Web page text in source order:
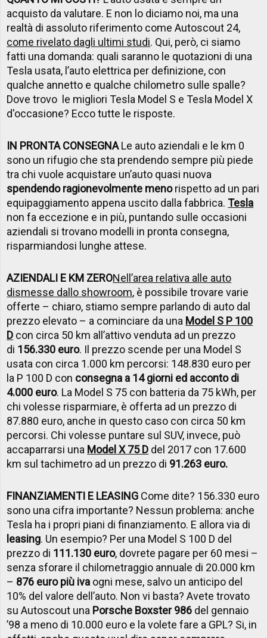
acquisto da valutare. E non lo diciamo noi, ma una
realtà di assoluto riferimento come Autoscout 24,
come rivelato dagli ultimi studi. Qui, però, ci siamo
fatti una domanda: quali saranno le quotazioni di una
Tesla usata, l’auto elettrica per definizione, con
qualche annetto e qualche chilometro sulle spalle?
Dove trovo le migliori Tesla Model S e Tesla Model X
d'occasione? Ecco tutte le risposte.
IN PRONTA CONSEGNALe auto aziendali e le km 0
sono un rifugio che sta prendendo sempre più piede
tra chi vuole acquistare un’auto quasi nuova
spendendo ragionevolmente menorispetto ad un pari
equipaggiamento appena uscito dalla fabbrica.Tesla
non fa eccezione e in più, puntando sulle occasioni
aziendali si trovano modelli in pronta consegna,
risparmiandosi lunghe attese.
AZIENDALI E KM ZERONell’area relativa alle auto
dismesse dallo showroom, è possibile trovare varie
offerte – chiaro, stiamo sempre parlando di auto dal
prezzo elevato – a cominciare da una Model S P 100
D con circa 50 km all’attivo venduta ad un prezzo
di 156.330 euro. Il prezzo scende per una Model S
usata con circa 1.000 km percorsi: 148.830 euro per
la P 100 D con consegna a 14 giorni ed acconto di
4.000 euro. La Model S 75 con batteria da 75 kWh, per
chi volesse risparmiare, è offerta ad un prezzo di
87.880 euro, anche in questo caso con circa 50 km
percorsi. Chi volesse puntare sul SUV, invece, può
accaparrarsi una Model X 75 D del 2017 con 17.600
km sul tachimetro ad un prezzo di 91.263 euro.
FINANZIAMENTI E LEASING Come dite? 156.330 euro
sono una cifra importante? Nessun problema: anche
Tesla ha i propri piani di finanziamento. E allora via di
leasing. Un esempio? Per una Model S 100 D del
prezzo di 111.130 euro, dovrete pagare per 60 mesi –
senza sforare il chilometraggio annuale di 20.000 km
– 876 euro più iva ogni mese, salvo un anticipo del
10% del valore dell’auto. Non vi basta? Avete trovato
su Autoscout una Porsche Boxster 986 del gennaio
’98 a meno di 10.000 euro e la volete fare a GPL? Si, in